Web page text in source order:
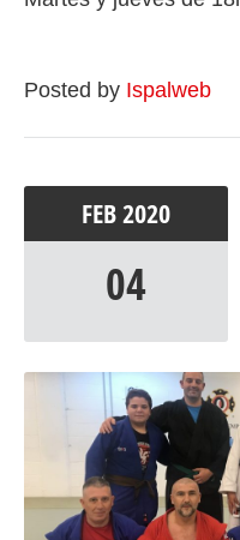
Posted by Ispalweb
FEB2020
04